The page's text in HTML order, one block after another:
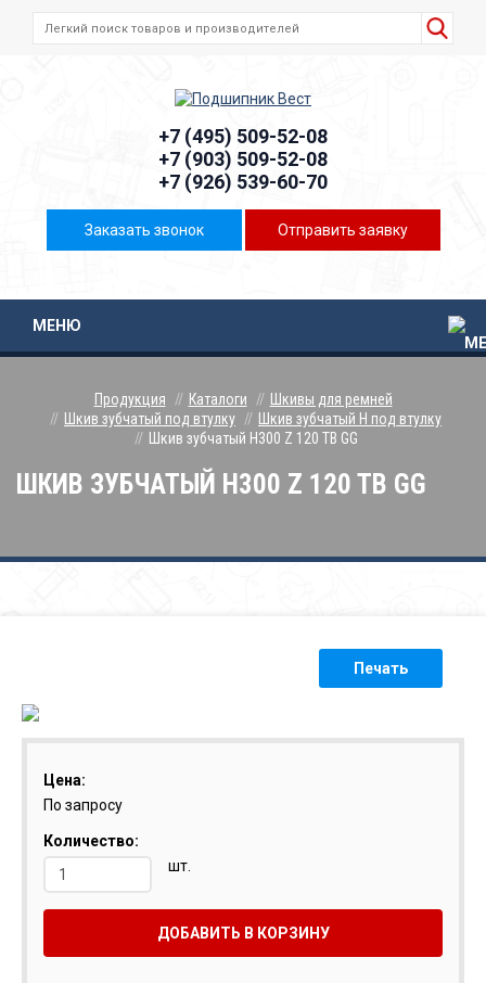
+7 (495) 509-52-08
+7 (903) 509-52-08
+7 (926) 539-60-70
Заказать звонок Отправить заявку
МЕНЮ
Продукция Каталоги
Шкивы для ремней
Шкив зубчатый под втулку
Шкив зубчатый H под втулку
Шкив зубчатый H300 Z 120 TB GG
ШКИВ ЗУБЧАТЫЙ H300 Z 120 TB GG
Печать
Цена:
По запросу
Количество:
шт.
ДОБАВИТЬ В КОРЗИНУ